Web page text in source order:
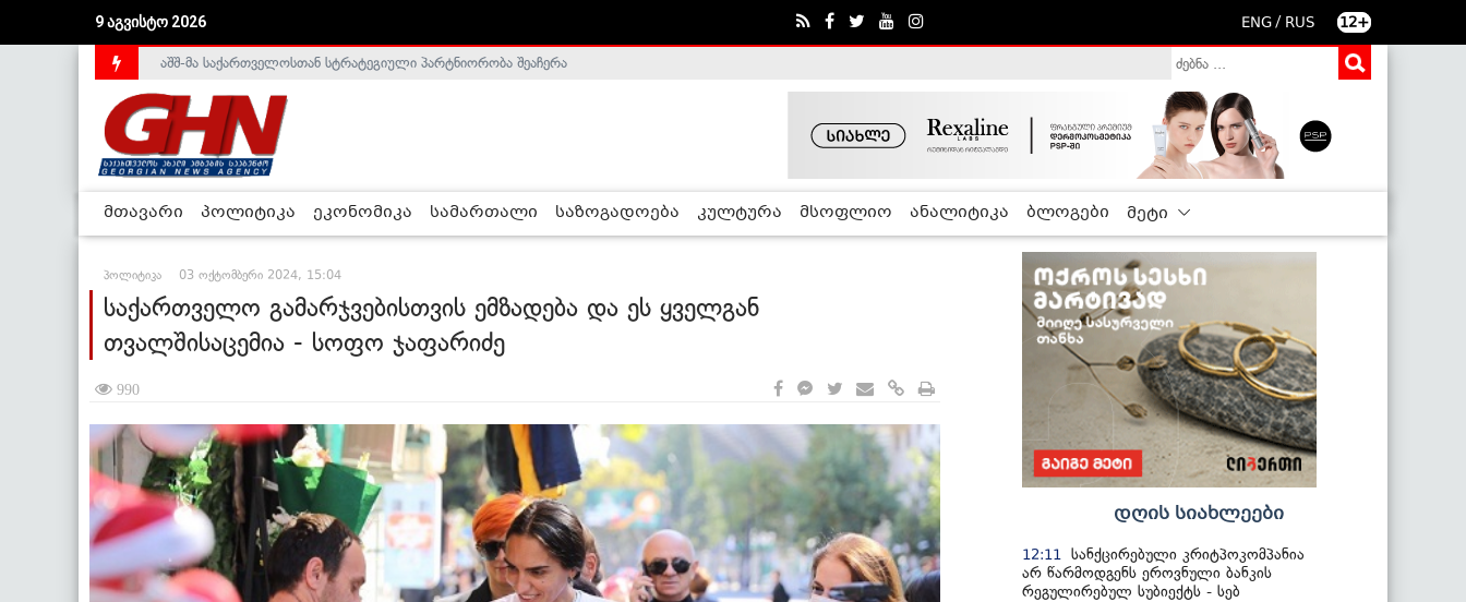
9 აგვისტო 2026 ENG / RUS 12+
საქართველოს დე-ფაქტო მთავრობა არალეგიტიმურია - ჰელსინკის კომისია
მთავარი პოლიტიკა ეკონომიკა სამართალი საზოგადოება კულტურა მსოფლიო ანალიტიკა ბლოგები მეტი
პოლიტიკა 03 ოქტომბერი 2024, 15:04
საქართველო გამარჯვებისთვის ემზადება და ეს ყველგან
თვალშისაცემია - სოფო ჯაფარიძე
990
დღის სიახლეები
12:11
სანქცირებული კრიტპოკომპანია
არ წარმოდგენს ეროვნული ბანკის
რეგულირებულ სუბიექტს - სებ